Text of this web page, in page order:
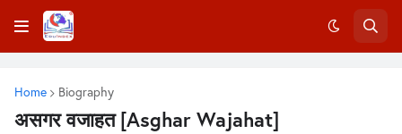
Home Biography
असगर वजाहत [Asghar Wajahat]